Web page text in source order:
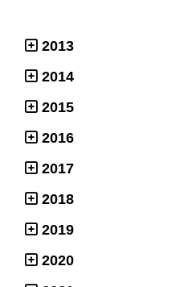
2013
2014
2015
2016
2017
2018
2019
2020